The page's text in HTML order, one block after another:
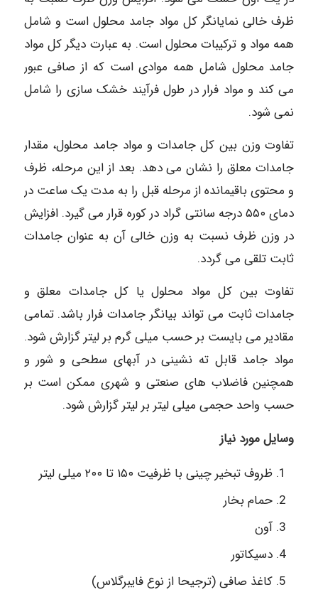
ظرف خالی نمایانگر کل مواد جامد محلول است و شامل
همه مواد و ترکیبات محلول است. به عبارت دیگر کل مواد
جامد محلول شامل همه موادی است که از صافی عبور
می کند و مواد فرار در طول فرآیند خشک سازی را شامل
نمی شود.
تفاوت وزن بین کل جامدات و مواد جامد محلول، مقدار
جامدات معلق را نشان می دهد. بعد از این مرحله، ظرف
و محتوی باقیمانده از مرحله قبل را به مدت یک ساعت در
دمای ۵۵۰ درجه سانتی گراد در کوره قرار می گیرد. افزایش
در وزن ظرف نسبت به وزن خالی آن به عنوان جامدات
ثابت تلقی می گردد.
تفاوت بین کل مواد محلول یا کل جامدات معلق و
جامدات ثابت می تواند بیانگر جامدات فرار باشد. تمامی
مقادیر می بایست بر حسب میلی گرم بر لیتر گزارش شود.
مواد جامد قابل ته نشینی در آبهای سطحی و شور و
همچنین فاضلاب های صنعتی و شهری ممکن است بر
حسب واحد حجمی میلی لیتر بر لیتر گزارش شود.
وسایل مورد نیاز
ظروف تبخیر چینی با ظرفیت ۱۵۰ تا ۲۰۰ میلی لیتر
حمام بخار
آون
دسیکاتور
کاغذ صافی (ترجیحا از نوع فایبرگلاس)